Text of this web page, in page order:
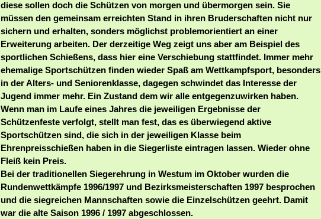
diese sollen doch die Schützen von morgen und übermorgen sein. Sie
müssen den gemeinsam erreichten Stand in ihren Bruderschaften nicht nur
sichern und erhalten, sonders möglichst problemorientiert an einer
Erweiterung arbeiten. Der derzeitige Weg zeigt uns aber am Beispiel des
sportlichen Schießens, dass hier eine Verschiebung stattfindet. Immer mehr
ehemalige Sportschützen finden wieder Spaß am Wettkampfsport, besonders
in der Alters- und Seniorenklasse, dagegen schwindet das Interesse der
Jugend immer mehr. Ein Zustand dem wir alle entgegenzuwirken haben.
Wenn man im Laufe eines Jahres die jeweiligen Ergebnisse der
Schützenfeste verfolgt, stellt man fest, das es überwiegend aktive
Sportschützen sind, die sich in der jeweiligen Klasse beim
Ehrenpreisschießen haben in die Siegerliste eintragen lassen. Wieder ohne
Fleiß kein Preis.
Bei der traditionellen Siegerehrung in Westum im Oktober wurden die
Rundenwettkämpfe 1996/1997 und Bezirksmeisterschaften 1997 besprochen
und die siegreichen Mannschaften sowie die Einzelschützen geehrt. Damit
war die alte Saison 1996 / 1997 abgeschlossen.